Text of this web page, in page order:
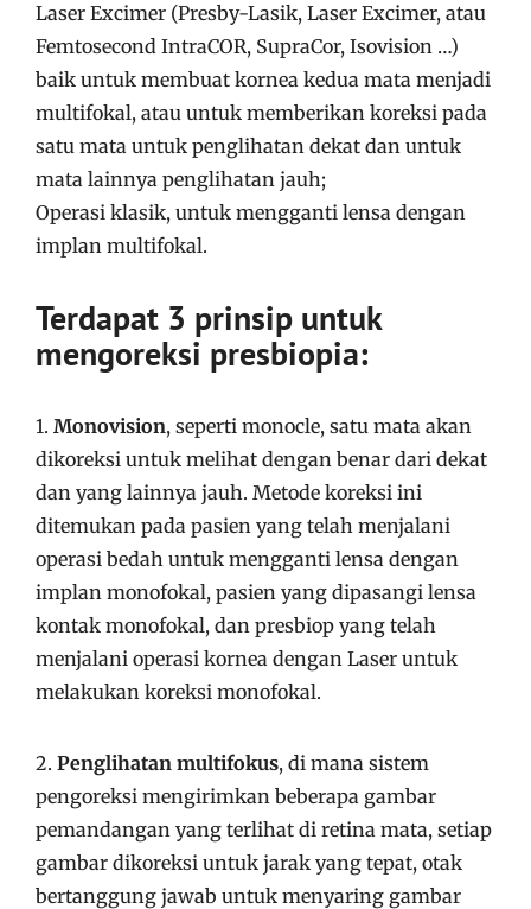
Laser Excimer (Presby-Lasik, Laser Excimer, atau
Femtosecond IntraCOR, SupraCor, Isovision …)
baik untuk membuat kornea kedua mata menjadi
multifokal, atau untuk memberikan koreksi pada
satu mata untuk penglihatan dekat dan untuk
mata lainnya penglihatan jauh;
Operasi klasik, untuk mengganti lensa dengan
implan multifokal.
Terdapat 3 prinsip untuk
mengoreksi presbiopia:
1. Monovision, seperti monocle, satu mata akan
dikoreksi untuk melihat dengan benar dari dekat
dan yang lainnya jauh. Metode koreksi ini
ditemukan pada pasien yang telah menjalani
operasi bedah untuk mengganti lensa dengan
implan monofokal, pasien yang dipasangi lensa
kontak monofokal, dan presbiop yang telah
menjalani operasi kornea dengan Laser untuk
melakukan koreksi monofokal.
2. Penglihatan multifokus, di mana sistem
pengoreksi mengirimkan beberapa gambar
pemandangan yang terlihat di retina mata, setiap
gambar dikoreksi untuk jarak yang tepat, otak
bertanggung jawab untuk menyaring gambar